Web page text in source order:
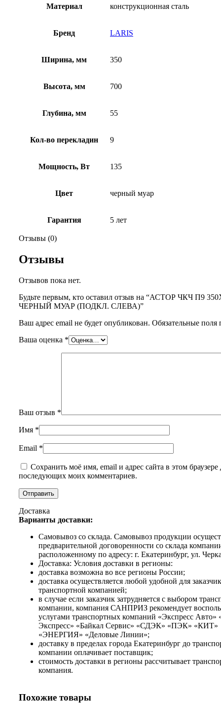
Материал конструкционная сталь
Бренд LARIS
Ширина, мм 350
Высота, мм 700
Глубина, мм 55
Кол-во перекладин 9
Мощность, Вт 135
Цвет черный муар
Гарантия 5 лет
Отзывы (0)
Отзывы
Отзывов пока нет.
Будьте первым, кто оставил отзыв на “АСТОР ЧКЧ П9
ЧЕРНЫЙ МУАР (ПОДКЛ. СЛЕВА)”
Ваш адрес email не будет опубликован. Обязательные
Ваша оценка *
Ваш отзыв *
Имя *
Email *
Сохранить моё имя, email и адрес сайта в этом браузере
последующих моих комментариев.
Доставка
Варианты доставки:
Самовывоз со склада. Самовывоз продукции
предварительной договоренности со склада
расположенному по адресу: г. Екатеринбург, ул.
Доставка: Условия доставки в регионы:
доставка возможна во все регионы России;
доставка осуществляется любой удобной для
транспортной компанией;
в случае если заказчик затрудняется с выбором
компании, компания САНПРИЗ рекомендует
услугами транспортных компаний «Экспресс Авто»
Экспресс» «Байкал Сервис» «СДЭК» «ПЭК» «КИТ»
«ЭНЕРГИЯ» «Деловые Линии»;
доставку в пределах города Екатеринбург до
компании оплачивает поставщик;
стоимость доставки в регионы рассчитывает
компания.
Похожие товары